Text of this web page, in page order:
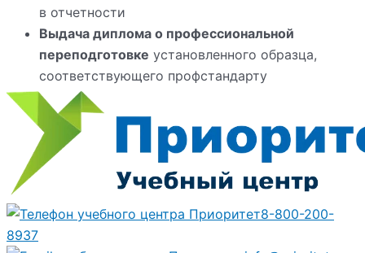
в отчетности
Выдача диплома о профессиональной
переподготовке установленного образца,
соответствующего профстандарту
8-800-200-
8937